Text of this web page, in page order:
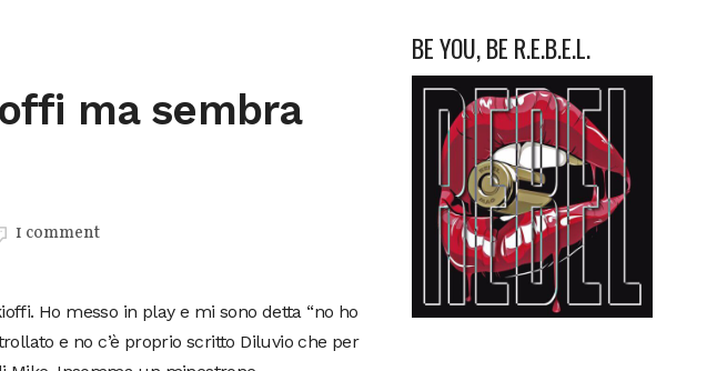
ma sembra
1 comment
Ho messo in play e mi sono detta “no ho
e no c’è proprio scritto Diluvio che per
BE YOU, BE R.E.B.E.L.